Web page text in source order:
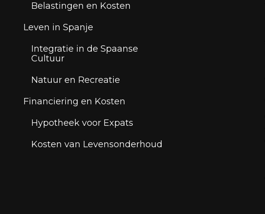
Belastingen en Kosten
Leven in Spanje
Integratie in de Spaanse
Cultuur
Natuur en Recreatie
Financiering en Kosten
Hypotheek voor Expats
Kosten van Levensonderhoud